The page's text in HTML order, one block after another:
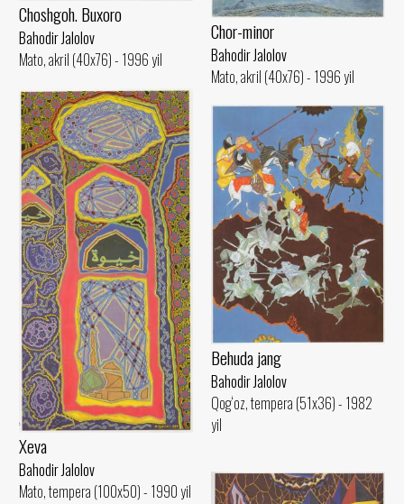
Choshgoh. Buxoro
Bahodir Jalolov
Mato, akril (40x76) - 1996 yil
Chor-minor
Bahodir Jalolov
Mato, akril (40x76) - 1996 yil
Xeva
Bahodir Jalolov
Mato, tempera (100x50) - 1990 yil
Behuda jang
Bahodir Jalolov
Qog‘oz, tempera (51x36) - 1982
yil